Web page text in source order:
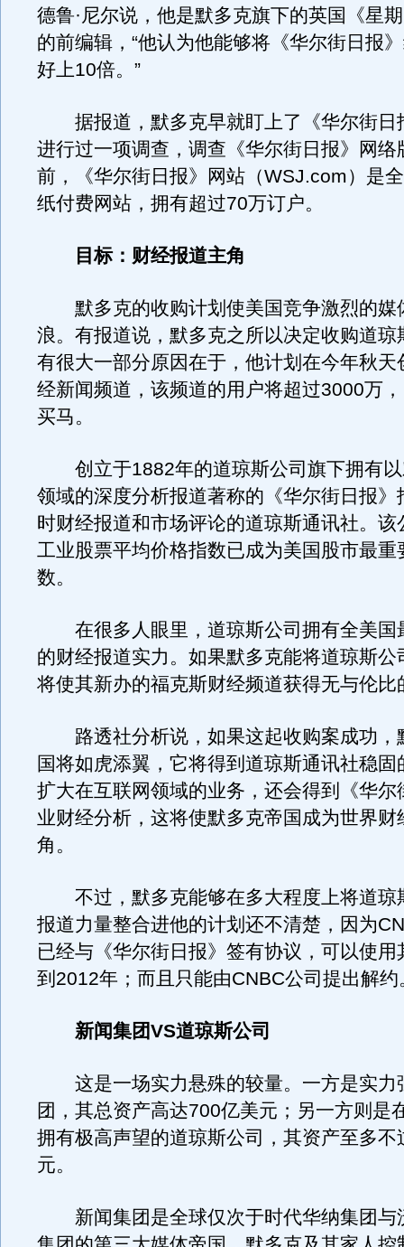
德鲁·尼尔说，他是默多克旗下的英国《星
的前编辑，“他认为他能够将《华尔街日报
好上10倍。”
据报道，默多克早就盯上了《华尔街日
进行过一项调查，调查《华尔街日报》网络
前，《华尔街日报》网站（WSJ.com）是
纸付费网站，拥有超过70万订户。
目标：财经报道主角
默多克的收购计划使美国竞争激烈的媒
浪。有报道说，默多克之所以决定收购道琼
有很大一部分原因在于，他计划在今年秋天
经新闻频道，该频道的用户将超过3000万
买马。
创立于1882年的道琼斯公司旗下拥有以
领域的深度分析报道著称的《华尔街日报》
时财经报道和市场评论的道琼斯通讯社。该
工业股票平均价格指数已成为美国股市最重
数。
在很多人眼里，道琼斯公司拥有全美国
的财经报道实力。如果默多克能将道琼斯公
将使其新办的福克斯财经频道获得无与伦比
路透社分析说，如果这起收购案成功，
国将如虎添翼，它将得到道琼斯通讯社稳固
扩大在互联网领域的业务，还会得到《华尔
业财经分析，这将使默多克帝国成为世界财
角。
不过，默多克能够在多大程度上将道琼
报道力量整合进他的计划还不清楚，因为
已经与《华尔街日报》签有协议，可以使用
到2012年；而且只能由CNBC公司提出解约
新闻集团VS道琼斯公司
这是一场实力悬殊的较量。一方是实力
团，其总资产高达700亿美元；另一方则是
拥有极高声望的道琼斯公司，其资产至多不
元。
新闻集团是全球仅次于时代华纳集团与